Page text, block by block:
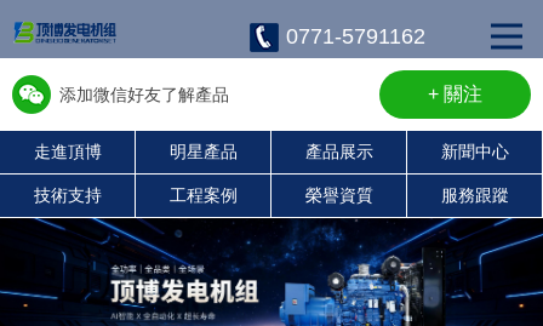
0771-5791162
添加微信好友了解產品
w13667715899
+ 關注
走進頂博 明星產品 產品展示 新聞中心
技術支持 工程案例 榮譽資質 服務跟蹤
靜音發電機組
濰柴發電機組
珀金斯發電機組
沃爾沃發電機組
康明斯柴油發電機組
上柴發電機組
玉柴發電機組